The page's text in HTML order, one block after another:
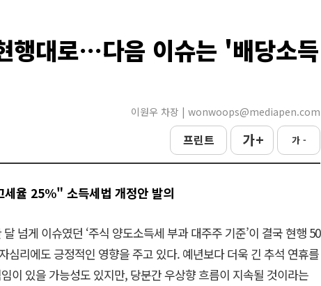
행대로…다음 이슈는 '배당소득
이원우 차장 | wonwoops@mediapen.com
프린트 가 + 가 -
세율 25%" 소득세법 개정안 발의
넘게 이슈였던 ‘주식 양도소득세 부과 대주주 기준’이 결국 현행 50
심리에도 긍정적인 영향을 주고 있다. 예년보다 더욱 긴 추석 연휴를
이 있을 가능성도 있지만, 당분간 우상향 흐름이 지속될 것이라는